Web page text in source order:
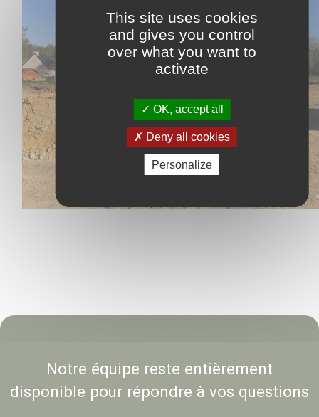
Notre équipe reste entièrement
disponible pour répondre à vos questions
This site uses cookies
and gives you control
over what you want to
activate
OK, accept all
Deny all cookies
Personalize